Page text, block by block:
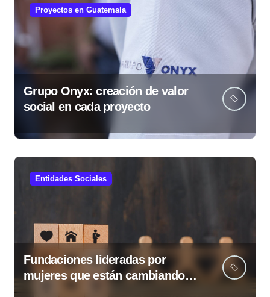
Proyectos en Guatemala
Grupo Onyx: creación de valor
social en cada proyecto
Entidades Sociales
Fundaciones lideradas por
mujeres que están cambiando
Guatemala